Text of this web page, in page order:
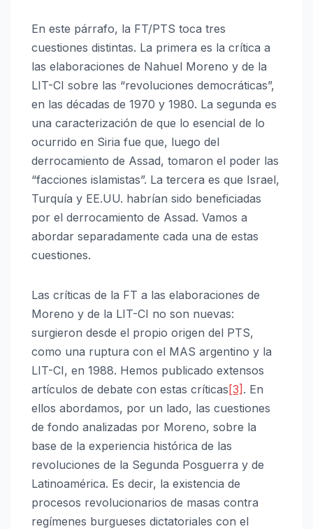
En este párrafo, la FT/PTS toca tres
cuestiones distintas. La primera es la crítica a
las elaboraciones de Nahuel Moreno y de la
LIT-CI sobre las “revoluciones democráticas”,
en las décadas de 1970 y 1980. La segunda es
una caracterización de que lo esencial de lo
ocurrido en Siria fue que, luego del
derrocamiento de Assad, tomaron el poder las
“facciones islamistas”. La tercera es que Israel,
Turquía y EE.UU. habrían sido beneficiadas
por el derrocamiento de Assad. Vamos a
abordar separadamente cada una de estas
cuestiones.
Las críticas de la FT a las elaboraciones de
Moreno y de la LIT-CI no son nuevas:
surgieron desde el propio origen del PTS,
como una ruptura con el MAS argentino y la
LIT-CI, en 1988. Hemos publicado extensos
artículos de debate con estas críticas[3] . En
ellos abordamos, por un lado, las cuestiones
de fondo analizadas por Moreno, sobre la
base de la experiencia histórica de las
revoluciones de la Segunda Posguerra y de
Latinoamérica. Es decir, la existencia de
procesos revolucionarios de masas contra
regímenes burgueses dictatoriales con el